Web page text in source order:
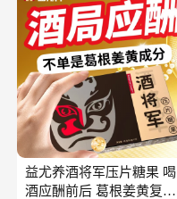
益尤养酒将军压片糖果 喝
酒应酬前后 葛根姜黄复合